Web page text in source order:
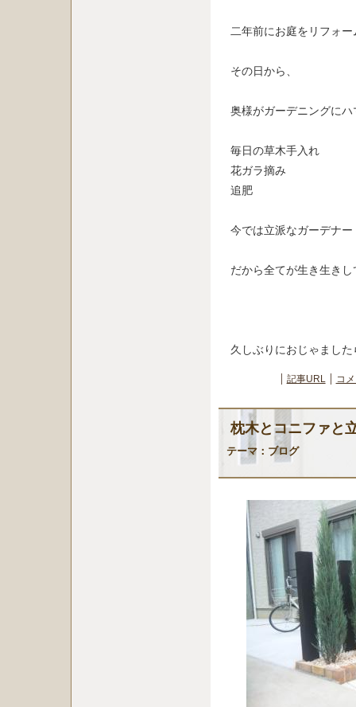
二年前にお庭をリフォ
その日から、
奥様がガーデニングに
毎日の草木手入れ
花ガラ摘み
追肥
今では立派なガーデナー
だから全てが生き生きし
久しぶりにおじゃまし
記事URL コ
枕木とコニファと
テーマ： ブログ